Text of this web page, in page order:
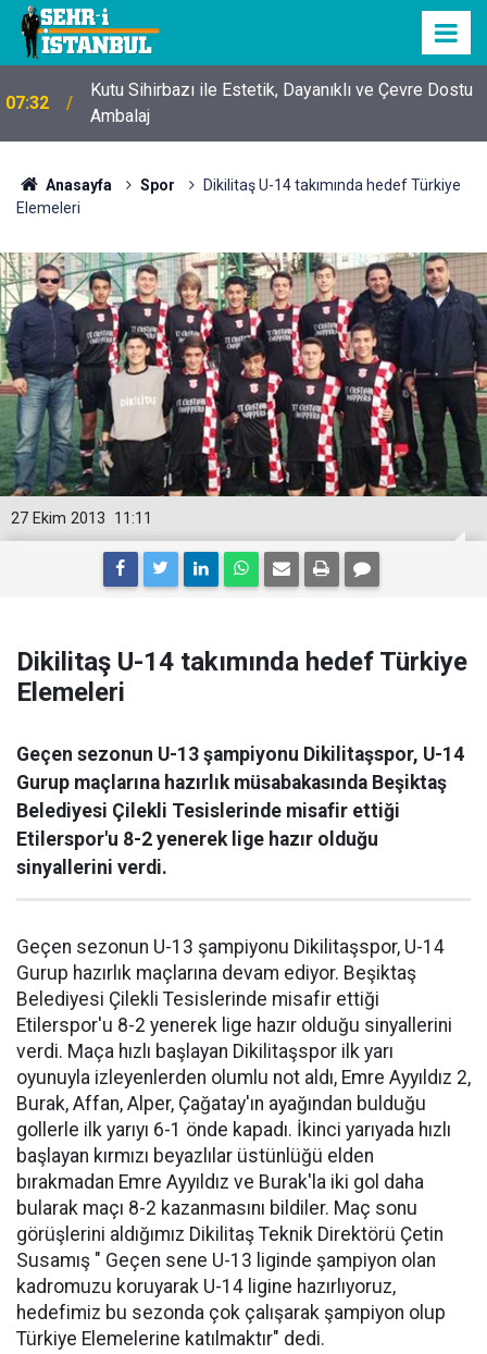
07:32
Kutu Sihirbazı ile Estetik, Dayanıklı ve Çevre Dostu
Ambalaj
Anasayfa Spor
Dikilitaş U-14 takımında hedef Türkiye
Elemeleri
11:11
27 Ekim 2013
Dikilitaş U-14 takımında hedef Türkiye
Elemeleri
Geçen sezonun U-13 şampiyonu Dikilitaşspor, U-14
Gurup maçlarına hazırlık müsabakasında Beşiktaş
Belediyesi Çilekli Tesislerinde misafir ettiği
Etilerspor'u 8-2 yenerek lige hazır olduğu
sinyallerini verdi.
Geçen sezonun U-13 şampiyonu Dikilitaşspor, U-14
Gurup hazırlık maçlarına devam ediyor. Beşiktaş
Belediyesi Çilekli Tesislerinde misafir ettiği
Etilerspor'u 8-2 yenerek lige hazır olduğu sinyallerini
verdi. Maça hızlı başlayan Dikilitaşspor ilk yarı
oyunuyla izleyenlerden olumlu not aldı, Emre Ayyıldız 2,
Burak, Affan, Alper, Çağatay'ın ayağından bulduğu
gollerle ilk yarıyı 6-1 önde kapadı. İkinci yarıyada hızlı
başlayan kırmızı beyazlılar üstünlüğü elden
bırakmadan Emre Ayyıldız ve Burak'la iki gol daha
bularak maçı 8-2 kazanmasını bildiler. Maç sonu
görüşlerini aldığımız Dikilitaş Teknik Direktörü Çetin
Susamış " Geçen sene U-13 liginde şampiyon olan
kadromuzu koruyarak U-14 ligine hazırlıyoruz,
hedefimiz bu sezonda çok çalışarak şampiyon olup
Türkiye Elemelerine katılmaktır" dedi.